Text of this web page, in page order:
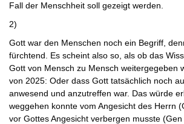
Fall der Menschheit soll gezeigt werden.
2)
Gott war den Menschen noch ein Begriff,
fürchtend. Es scheint also so, als ob das
Gott von Mensch zu Mensch weitergegeben
von 2025: Oder dass Gott tatsächlich noch
anwesend und anzutreffen war. Das würde
weggehen konnte vom Angesicht des Herrn
vor Gottes Angesicht verbergen musste